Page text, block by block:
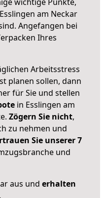
am Neckar
Angefangen bei
Ihres
Arbeitsstress
planen sollen, dann
für Sie und stellen
in Esslingen am
Zögern Sie nicht,
zu nehmen und
Sie unserer 7
und
aus und erhalten
.